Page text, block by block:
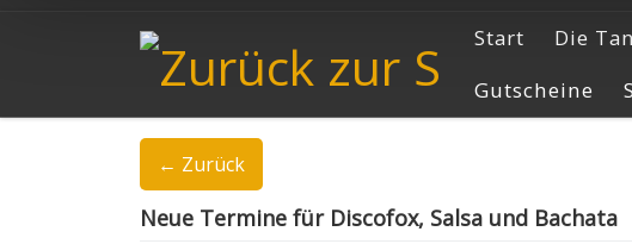
Start
Die
Gutscheine
← Zurück
Neue Termine für Discofox, Salsa und Bachata